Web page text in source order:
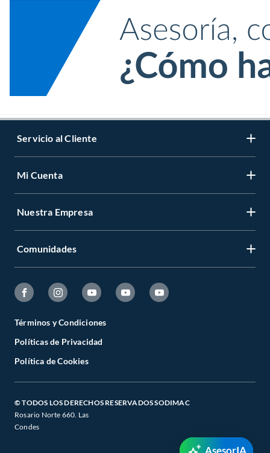
Servicio al Cliente
Mi Cuenta
Nuestra Empresa
Comunidades
Términos y Condiciones
Políticas de Privacidad
Política de Cookies
© TODOS LOS DERECHOS RESERVADOS SODIMAC
Rosario Norte 660. Las
Condes
AsesorIA